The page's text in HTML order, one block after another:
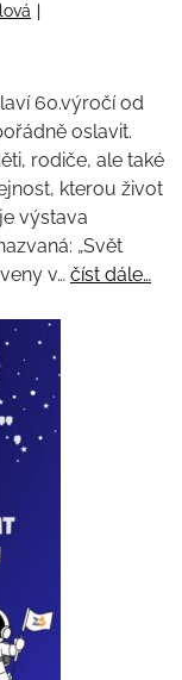
60.výročí od
oslavit.
rodiče, ale také
kterou život
výstava
„Svět
v… číst dále…